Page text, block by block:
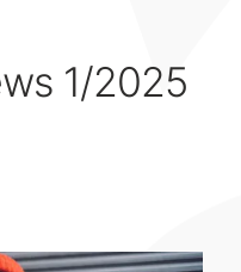
1/2025